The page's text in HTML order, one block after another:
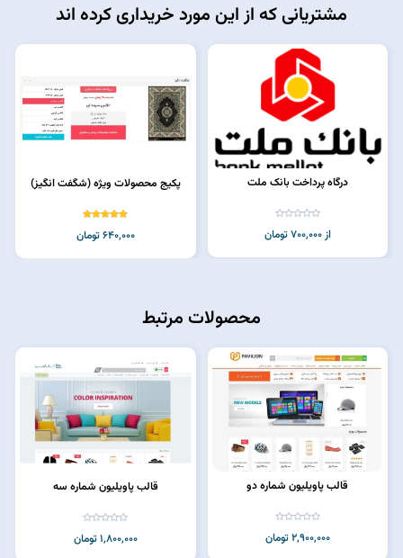
مشتریانی که از این مورد خریداری کرده اند
درگاه پرداخت بانک ملت
از 700,000 تومان
پکیج محصولات ویژه (شگفت انگیز)
640,000 تومان
محصولات مرتبط
قالب پاویلیون شماره دو
2,900,000 تومان
قالب پاویلیون شماره سه
1,800,000 تومان